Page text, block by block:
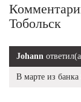
Тобольск
Johann
В марте из